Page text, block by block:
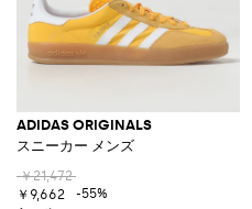
ADIDAS ORIGINALS
スニーカー メンズ
￥21,472
￥9,662
-55%